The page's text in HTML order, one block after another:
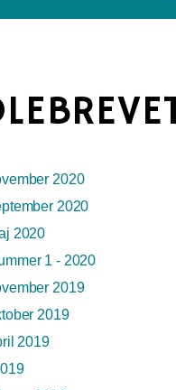
2020
2020
2020
1 - 2020
2019
2019
2019